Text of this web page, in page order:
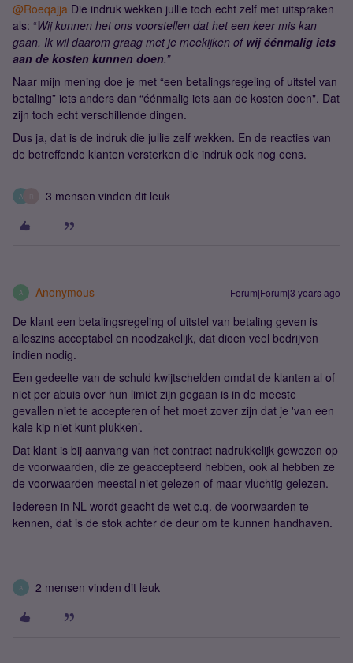
@Roeqajja Die indruk wekken jullie toch echt zelf met uitspraken
als: “Wij kunnen het ons voorstellen dat het een keer mis kan
gaan. Ik wil daarom graag met je meekijken of wij éénmalig iets
aan de kosten kunnen doen.”
Naar mijn mening doe je met “een betalingsregeling of uitstel van
betaling” iets anders dan “éénmalig iets aan de kosten doen". Dat
zijn toch echt verschillende dingen.
Dus ja, dat is de indruk die jullie zelf wekken. En de reacties van
de betreffende klanten versterken die indruk ook nog eens.
A 3 mensen vinden dit leuk
A Anonymous Forum|Forum|3 years ago
De klant een betalingsregeling of uitstel van betaling geven is
alleszins acceptabel en noodzakelijk, dat dioen veel bedrijven
indien nodig.
Een gedeelte van de schuld kwijtschelden omdat de klanten al of
niet per abuis over hun limiet zijn gegaan is in de meeste
gevallen niet te accepteren of het moet zover zijn dat je 'van een
kale kip niet kunt plukken’.
Dat klant is bij aanvang van het contract nadrukkelijk gewezen op
de voorwaarden, die ze geaccepteerd hebben, ook al hebben ze
de voorwaarden meestal niet gelezen of maar vluchtig gelezen.
Iedereen in NL wordt geacht de wet c.q. de voorwaarden te
kennen, dat is de stok achter de deur om te kunnen handhaven.
A 2 mensen vinden dit leuk